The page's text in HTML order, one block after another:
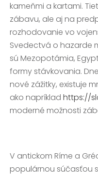
kameňmi a kartami.
zábavu, ale aj na
rozhodovanie vo
Svedectvá o hazarde
sú Mezopotámia,
formy stávkovania.
nové zážitky, existuje
ako napríklad https://
moderné možnosti
V antickom Ríme a
populárnou súčasťou